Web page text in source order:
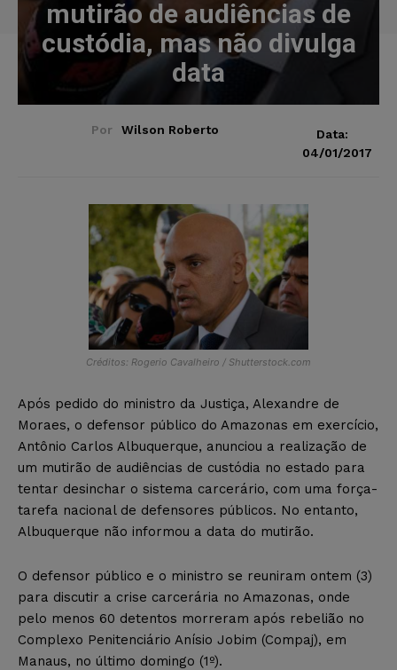
mutirão de audiências de
custódia, mas não divulga
data
Por Wilson Roberto
Data:
04/01/2017
Créditos: Rogerio Cavalheiro / Shutterstock.com
Após pedido do ministro da Justiça, Alexandre de
Moraes, o defensor público do Amazonas em exercício,
Antônio Carlos Albuquerque, anunciou a realização de
um mutirão de audiências de custódia no estado para
tentar desinchar o sistema carcerário, com uma força-
tarefa nacional de defensores públicos. No entanto,
Albuquerque não informou a data do mutirão.
O defensor público e o ministro se reuniram ontem (3)
para discutir a crise carcerária no Amazonas, onde
pelo menos 60 detentos morreram após rebelião no
Complexo Penitenciário Anísio Jobim (Compaj), em
Manaus, no último domingo (1º).